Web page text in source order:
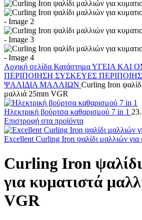
Αρχική σελίδα ΚατάστημαΥΓΕΙΑ ΚΑΙ
ΠΕΡΙΠΟΙΗΣΗ ΣΥΣΚΕΥΕΣ
ΨΑΛΙΔΙΑ ΜΑΛΛΙΩΝ Curling Iron
μαλλιά 25mm VGR
Ηλεκτρική βούρτσα καθαρισμού 7 in 1
Επιστροφή στα προϊόντα
Excellent Curling Iron ψαλίδι μαλλιών για
Curling Iron
για κυματιστά
VGR